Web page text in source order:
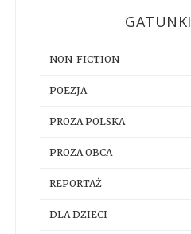
GATUNKI
NON-FICTION
POEZJA
PROZA POLSKA
PROZA OBCA
REPORTAŻ
DLA DZIECI